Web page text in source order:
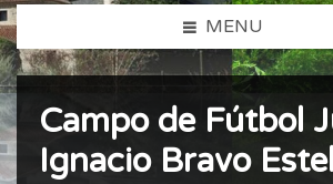
MENU
Campo de Fútbol
Ignacio Bravo